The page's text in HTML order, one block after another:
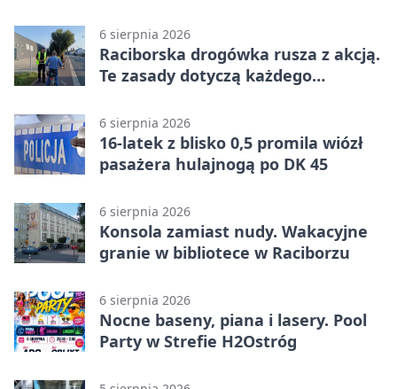
6 sierpnia 2026
Raciborska drogówka rusza z akcją.
Te zasady dotyczą każdego
6 sierpnia 2026
16-latek z blisko 0,5 promila wiózł
pasażera hulajnogą po DK 45
6 sierpnia 2026
Konsola zamiast nudy. Wakacyjne
granie w bibliotece w Raciborzu
6 sierpnia 2026
Nocne baseny, piana i lasery. Pool
Party w Strefie H2Ostróg